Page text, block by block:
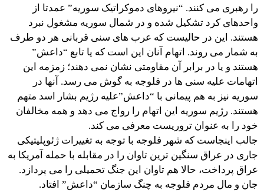
را رهبری می کنند. “نیروهای دموکراتیک سوریه” عمدتا از
واحدهای کرد تشکیل شده و در شمال سوریه مشغول نبرد
هستند. این در حالیست که عرب های سنی قربانی هر دو طرف
به شمار می روند. اتهام آنان این است که یا تابع “داعش”
هستند و یا در برابر آن مقاومتی نشان نمی دهند؛ زمزمه این
اتهامات علیه سنی ها در فلوجه به گوش می رسد. آنها در
سوریه نیز به هم پیمانی با “داعش”علیه رژیم بشار اسد متهم
هستند. رژیم سوریه این اتهام را رواج می دهد و همه مخالفان
خود را به عنوان تروریست معرفی می کند.
جالب اینجاست که شهر فلوجه با توجه به تغییرات ژئوپلیتیکی
جاری در عراق سنگین ترین تاوان را در مقابله با حمله آمریکا به
عراق پرداخت، حالا هم تاوان این جنگ تحمیلی را می پردازد.
جان و مال مردم فلوجه به چنگ سازمان “داعش” افتاد.